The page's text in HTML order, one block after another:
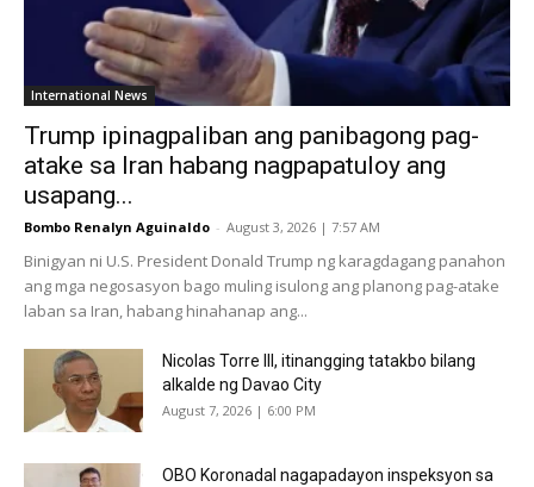
International News
Trump ipinagpaliban ang panibagong pag-
atake sa Iran habang nagpapatuloy ang
usapang...
Bombo Renalyn Aguinaldo - August 3, 2026 | 7:57 AM
Binigyan ni U.S. President Donald Trump ng karagdagang panahon
ang mga negosasyon bago muling isulong ang planong pag-atake
laban sa Iran, habang hinahanap ang...
Nicolas Torre III, itinangging tatakbo bilang
alkalde ng Davao City
August 7, 2026 | 6:00 PM
OBO Koronadal nagapadayon inspeksyon sa